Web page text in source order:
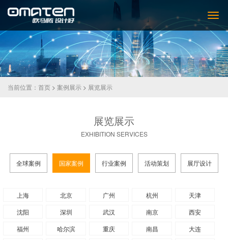
当前位置： 首页 > 案例展示 > 展览展示
展览展示
EXHIBITION SERVICES
全球案例 国家案例 行业案例 活动策划 展厅设计
上海 北京 广州 杭州
天津
沈阳
深圳 武汉 南京
西安
福州
哈尔滨 重庆 南昌
大连